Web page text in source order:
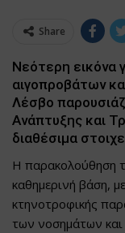
Share
Νεότερη εικόνα
αιγοπροβάτων
Λέσβο
Ανάπτυξης και
διαθέσιμα
Η παρακολούθηση
καθημερινή βάση,
κτηνοτροφικής
των νοσημάτων